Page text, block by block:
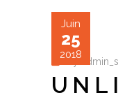
Juin
25
2018
by